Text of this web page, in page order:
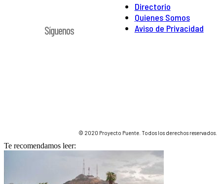
Directorio
Quienes Somos
Aviso de Privacidad
Síguenos
© 2020 Proyecto Puente. Todos los derechos reservados.
Te recomendamos leer: